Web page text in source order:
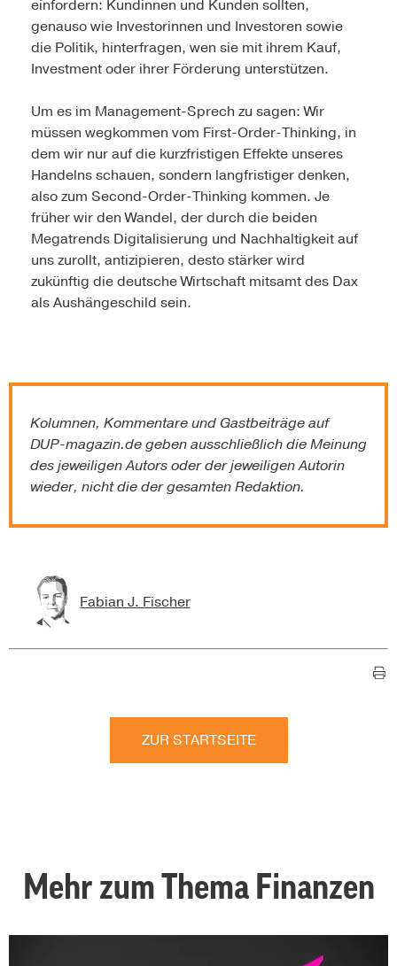
einfordern: Kundinnen und Kunden sollten,
genauso wie Investorinnen und Investoren sowie
die Politik, hinterfragen, wen sie mit ihrem Kauf,
Investment oder ihrer Förderung unterstützen.
Um es im Management-Sprech zu sagen: Wir
müssen wegkommen vom First-Order-Thinking, in
dem wir nur auf die kurzfristigen Effekte unseres
Handelns schauen, sondern langfristiger denken,
also zum Second-Order-Thinking kommen. Je
früher wir den Wandel, der durch die beiden
Megatrends Digitalisierung und Nachhaltigkeit auf
uns zurollt, antizipieren, desto stärker wird
zukünftig die deutsche Wirtschaft mitsamt des Dax
als Aushängeschild sein.
Kolumnen, Kommentare und Gastbeiträge auf
DUP-magazin.degeben ausschließlich die Meinung
des jeweiligen Autors oder der jeweiligen Autorin
wieder, nicht die der gesamten Redaktion.
Fabian J. Fischer
ZUR STARTSEITE
Mehr zum Thema Finanzen